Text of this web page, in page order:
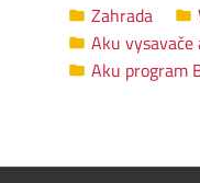
Zahrada
Aku
Aku program